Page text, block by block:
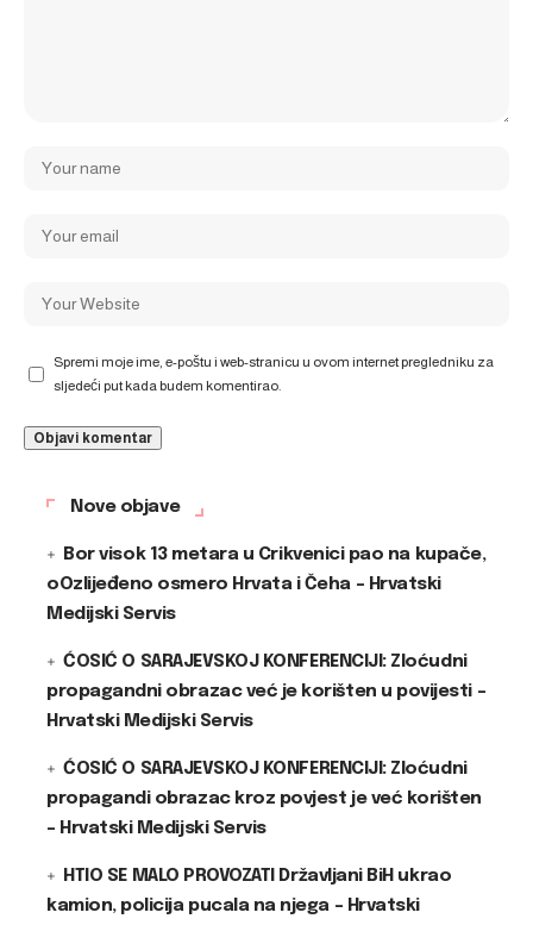
Spremi moje ime, e-poštu i web-stranicu u ovom internet pregledniku za
sljedeći put kada budem komentirao.
Nove objave
Bor visok 13 metara u Crikvenici pao na kupače,
oOzlijeđeno osmero Hrvata i Čeha – Hrvatski
Medijski Servis
ĆOSIĆ O SARAJEVSKOJ KONFERENCIJI: Zloćudni
propagandni obrazac već je korišten u povijesti –
Hrvatski Medijski Servis
ĆOSIĆ O SARAJEVSKOJ KONFERENCIJI: Zloćudni
propagandi obrazac kroz povjest je već korišten
– Hrvatski Medijski Servis
HTIO SE MALO PROVOZATI Državljani BiH ukrao
kamion, policija pucala na njega – Hrvatski